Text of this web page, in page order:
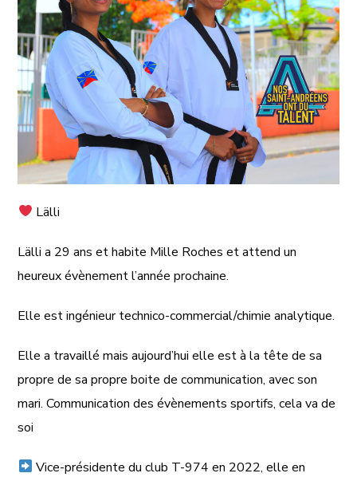
Lälli
Lälli a 29 ans et habite Mille Roches et attend un
heureux évènement l’année prochaine.
Elle est ingénieur technico-commercial/chimie analytique.
Elle a travaillé mais aujourd’hui elle est à la tête de sa
propre de sa propre boite de communication, avec son
mari. Communication des évènements sportifs, cela va de
soi
Vice-présidente du club T-974 en 2022, elle en